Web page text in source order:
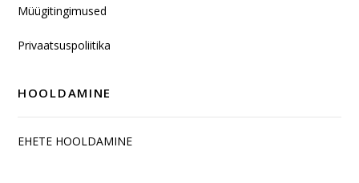
Müügitingimused
Privaatsuspoliitika
HOOLDAMINE
EHETE HOOLDAMINE